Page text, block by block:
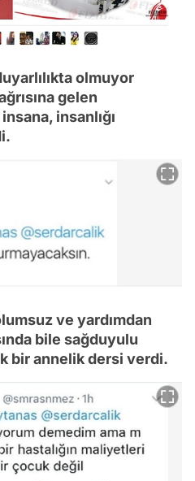
olmuyor
gelen
insanlığı
ve yardımdan
bile sağduyulu
bir annelik dersi verdi.